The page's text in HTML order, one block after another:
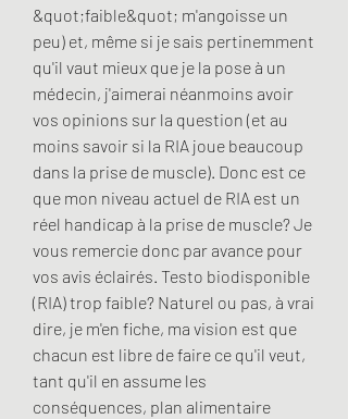
&quot;faible&quot; m'angoisse un
peu) et, même si je sais pertinemment
qu'il vaut mieux que je la pose à un
médecin, j'aimerai néanmoins avoir
vos opinions sur la question (et au
moins savoir si la RIA joue beaucoup
dans la prise de muscle). Donc est ce
que mon niveau actuel de RIA est un
réel handicap à la prise de muscle? Je
vous remercie donc par avance pour
vos avis éclairés. Testo biodisponible
(RIA) trop faible? Naturel ou pas, à vrai
dire, je m'en fiche, ma vision est que
chacun est libre de faire ce qu'il veut,
tant qu'il en assume les
conséquences, plan alimentaire